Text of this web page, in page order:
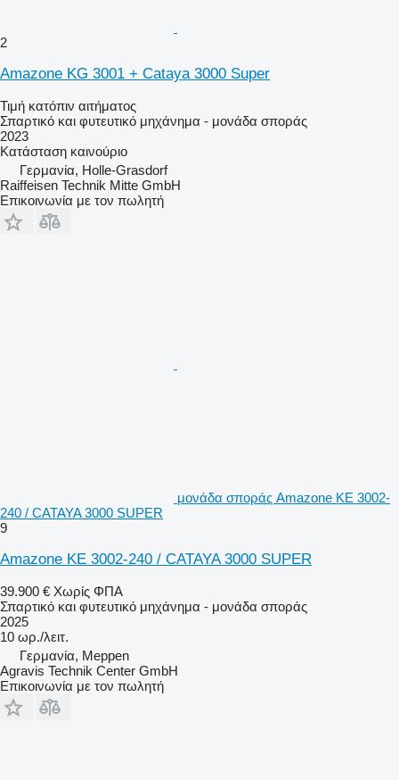
2
Amazone KG 3001 + Cataya 3000 Super
Τιμή κατόπιν αιτήματος
Σπαρτικό και φυτευτικό μηχάνημα - μονάδα σποράς
2023
Κατάσταση καινούριο
Γερμανία, Holle-Grasdorf
Raiffeisen Technik Mitte GmbH
Επικοινωνία με τον πωλητή
μονάδα σποράς Amazone KE 3002-
240 / CATAYA 3000 SUPER
9
Amazone KE 3002-240 / CATAYA 3000 SUPER
39.900 € Χωρίς ΦΠΑ
Σπαρτικό και φυτευτικό μηχάνημα - μονάδα σποράς
2025
10 ωρ./λειτ.
Γερμανία, Meppen
Agravis Technik Center GmbH
Επικοινωνία με τον πωλητή